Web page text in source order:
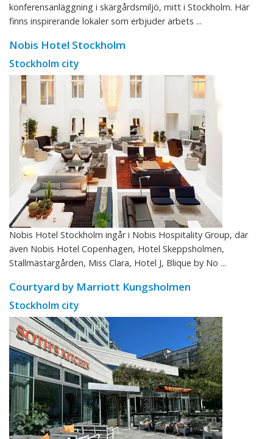
konferensanläggning i skärgårdsmiljö, mitt i Stockholm. Här
finns inspirerande lokaler som erbjuder arbets ...
Nobis Hotel Stockholm
Stockholm city
Nobis Hotel Stockholm ingår i Nobis Hospitality Group, där
även Nobis Hotel Copenhagen, Hotel Skeppsholmen,
Stallmästargården, Miss Clara, Hotel J, Blique by No ...
Courtyard by Marriott Kungsholmen
Stockholm city